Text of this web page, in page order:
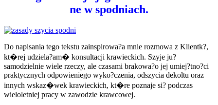
ne w spodniach.
Do napisania tego tekstu zainspirowa?a mnie rozmowa z Klientk?,
kt�rej udziela?am� konsultacji krawieckich. Szyje ju?
samodzielnie wiele rzeczy, ale czasami brakowa?o jej umiej?tno?ci
praktycznych odpowieniego wyko?czenia, odszycia dekoltu oraz
innych wskaz�wek krawieckich, kt�re poznaje si? podczas
wieloletniej pracy w zawodzie krawcowej.